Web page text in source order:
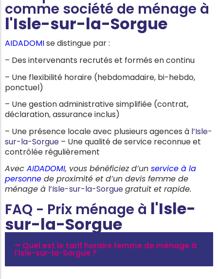
comme société de ménage à
l'Isle-sur-la-Sorgue
AIDADOMIse distingue par :
– Des intervenants recrutés et formés en continu
– Une flexibilité horaire (hebdomadaire, bi-hebdo,
ponctuel)
– Une gestion administrative simplifiée (contrat,
déclaration, assurance inclus)
– Une présence locale avec plusieurs agences à l’Isle-
sur-la-Sorgue – Une qualité de service reconnue et
contrôlée régulièrement
Avec AIDADOMI, vous bénéficiez d’un service à la
personne de proximité et d’un devis femme de
ménage à l’Isle-sur-la-Sorguegratuit et rapide.
FAQ - Prix ménage à l'Isle-
sur-la-Sorgue
Quel est le tarif horaire femme de ménage à
l'Isle-sur-la-Sorgue ?